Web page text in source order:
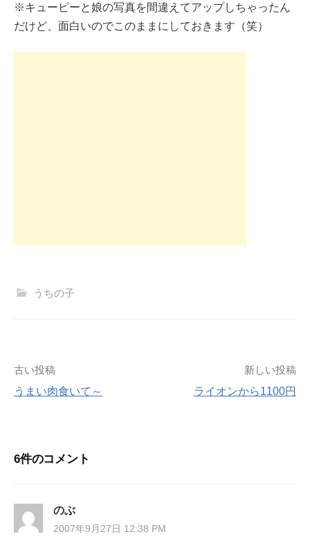
※キューピーと娘の写真を間違えてアップしちゃったん
だけど、面白いのでこのままにしておきます（笑）
うちの子
投
稿
ビ
ゲ
ー
古い投稿
うまい肉食いて～
新しい投稿
ライオンから1100円
6件のコメント
のぶ
2007年9月27日 12:38 PM